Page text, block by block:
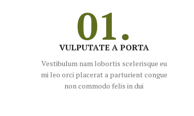
01.
VULPUTATE A PORTA
Vestibulum nam lobortis scelerisque eu
mi leo orci placerat a parturient congue
non commodo felis in dui